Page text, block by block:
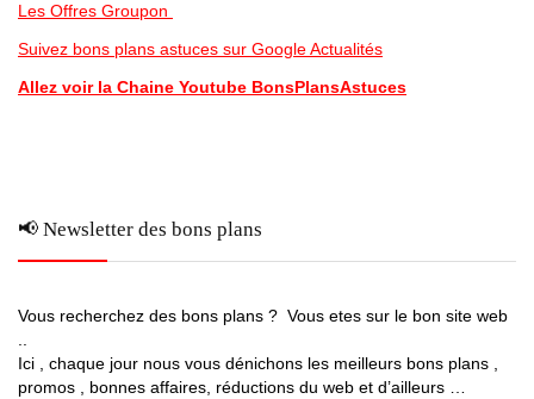
Les Offres Groupon
Suivez bons plans astuces sur Google Actualités
Allez voir la Chaine Youtube BonsPlansAstuces
📢 Newsletter des bons plans
Vous recherchez des bons plans ? Vous etes sur le bon site web
..
Ici , chaque jour nous vous dénichons les meilleurs bons plans ,
promos , bonnes affaires, réductions du web et d’ailleurs …